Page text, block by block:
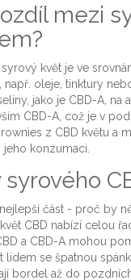
mezi
květ je ve
např. oleje, tinktury
jako je CBD-A,
CBD-A, což je v
z CBD květu a
konzumaci.
část - proč by
CBD nabízí celou
a CBD-A mohou
lidem se špatnou
bordel až do